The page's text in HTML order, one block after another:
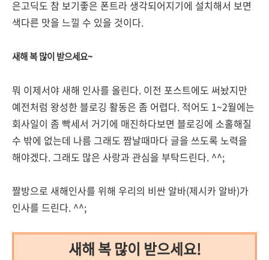
은고딕도 참 보기좋은 폰트라 생각되어지기에 설치해서 보면
색다른 맛을 느낄 수 있을 것이다.
새해 복 많이 받으세요~
뭐 이제서야 새해 인사를 올린다. 이전 포스트에도 써놨지만
예전처럼 왕성한 블로깅 활동은 좀 어렵다. 적어도 1~2월에는
회사일이 좀 빡세서 거기에 매진하다보면 블로깅에 소홀해질
수 밖에 없는데 나름 그래도 짬날때마다 글을 쓰도록 노력을
해야겠다. 그래도 많은 사랑과 관심을 부탁드린다. ^^;
짤방으로 새해인사를 위해 우리의 비싼 알바(제시카 알바)가
인사를 드린다. ^^;
새해 복 많이 받으세요!